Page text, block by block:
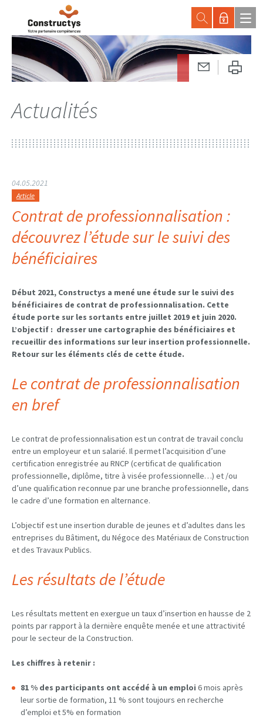
Actualités
04.05.2021
Article
Contrat de professionnalisation :
découvrez l’étude sur le suivi des
bénéficiaires
Début 2021, Constructys a mené une étude sur le suivi des
bénéficiaires de contrat de professionnalisation. Cette
étude porte sur les sortants entre juillet 2019 et juin 2020.
L’objectif : dresser une cartographie des bénéficiaires et
recueillir des informations sur leur insertion professionnelle.
Retour sur les éléments clés de cette étude.
Le contrat de professionnalisation
en bref
Le contrat de professionnalisation est un contrat de travail conclu
entre un employeur et un salarié. Il permet l’acquisition d’une
certification enregistrée au RNCP (certificat de qualification
professionnelle, diplôme, titre à visée professionnelle…) et /ou
d’une qualification reconnue par une branche professionnelle, dans
le cadre d’une formation en alternance.
L’objectif est une insertion durable de jeunes et d’adultes dans les
entreprises du Bâtiment, du Négoce des Matériaux de Construction
et des Travaux Publics. ​​
Les résultats de l’étude
Les résultats mettent en exergue un taux d’insertion en hausse de 2
points par rapport à la dernière enquête menée et une attractivité
pour le secteur de la Construction.
Les chiffres à retenir :
81 % des participants ont accédé à un emploi 6 mois après
leur sortie de formation, 11 % sont toujours en recherche
d’emploi et 5% en formation